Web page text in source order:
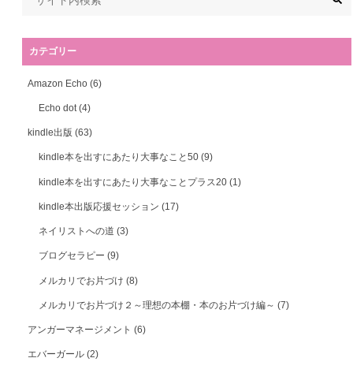
カテゴリー
Amazon Echo(6)
Echo dot(4)
kindle出版(63)
kindle本を出すにあたり大事なこと50(9)
kindle本を出すにあたり大事なことプラス20(1)
kindle本出版応援セッション(17)
ネイリストへの道(3)
ブログセラピー(9)
メルカリでお片づけ(8)
メルカリでお片づけ２～理想の本棚・本のお片づけ編～(7)
アンガーマネージメント(6)
エバーガール(2)